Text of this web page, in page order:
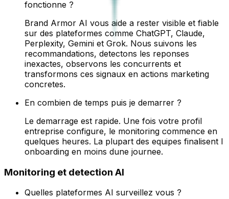
fonctionne ?
Brand Armor AI vous aide a rester visible et fiable
sur des plateformes comme ChatGPT, Claude,
Perplexity, Gemini et Grok. Nous suivons les
recommandations, detectons les reponses
inexactes, observons les concurrents et
transformons ces signaux en actions marketing
concretes.
En combien de temps puis je demarrer ?
Le demarrage est rapide. Une fois votre profil
entreprise configure, le monitoring commence en
quelques heures. La plupart des equipes finalisent l
onboarding en moins dune journee.
Monitoring et detection AI
Quelles plateformes AI surveillez vous ?